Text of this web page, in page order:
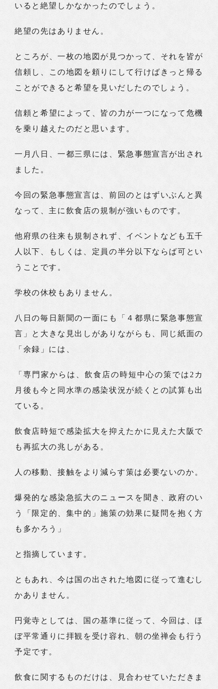
いると絶望しかなかったのでしょう。
絶望の先はありません。
ところが、一枚の地図が見つかって、それを皆が
信頼し、この地図を頼りにして行けばきっと帰る
ことができると希望を見いだしたのでしょう。
信頼と希望によって、皆の力が一つになって危機
を乗り越えたのだと思います。
一月八日、一都三県には、緊急事態宣言が出され
ました。
今回の緊急事態宣言は、前回のとはずいぶんと異
なって、主に飲食店の規制が強いものです。
他府県の往来も規制されず、イベントなども五千
人以下、もしくは、定員の半分以下ならば可とい
うことです。
学校の休校もありません。
八日の毎日新聞の一面にも「４都県に緊急事態宣
言」と大きな見出しがありながらも、同じ紙面の
「余録」には、
「専門家からは、飲食店の時短中心の策では2カ
月後も今と同水準の感染状況が続くとの試算も出
ている。
飲食店時短で感染拡大を抑えたかに見えた大阪で
も再拡大の兆しがある。
人の移動、接触をより減らす策は必要ないのか。
爆発的な感染急拡大のニュースを聞き、政府のい
う「限定的、集中的」施策の効果に疑問を抱く方
も多かろう」
と指摘しています。
ともあれ、今は国の出された地図に従って進むし
かありません。
円覚寺としては、国の基準に従って、今回は、ほ
ぼ平常通りに拝観を受け容れ、朝の坐禅会も行う
予定です。
飲食に関するものだけは、見合わせていただきま